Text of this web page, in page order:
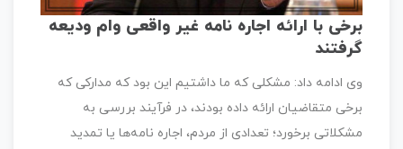
برخی با ارائه اجاره نامه غیر واقعی وام ودیعه
گرفتند
وی ادامه داد: مشکلی که ما داشتیم این بود که مدارکی که
برخی متقاضیان ارائه داده بودند، در فرآیند بررسی به
مشکلاتی برخورد؛ تعدادی از مردم، اجاره نامه‌ها یا تمدید